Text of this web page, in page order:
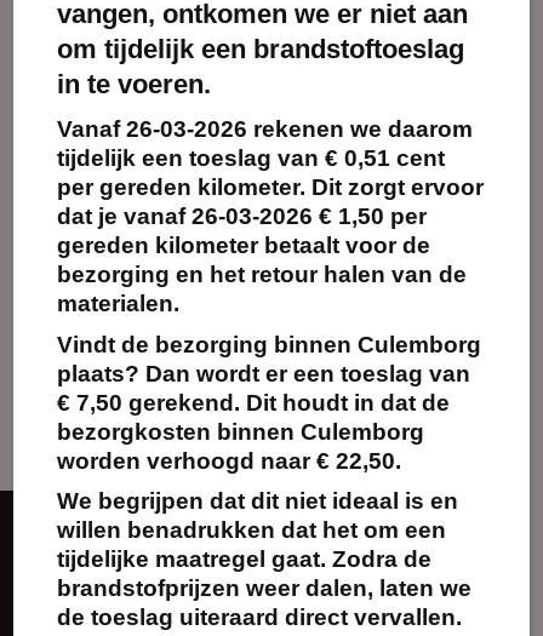
Maak
favoriet!
Parasol Palmblad Ø
175cm incl. voet
Reserveren
Over ons
vangen, ontkomen we er niet aan
om tijdelijk een brandstoftoeslag
in te voeren.
Vanaf26-03-2026 rekenen we daarom
tijdelijk een toeslag van € 0,51 cent
per gereden kilometer. Dit zorgt ervoor
dat je vanaf 26-03-2026 € 1,50 per
gereden kilometer betaalt voor de
bezorging en het retour halen van de
materialen.
Vindt de bezorging binnen Culemborg
plaats? Dan wordt er een toeslag van
€ 7,50 gerekend. Dit houdt in dat de
bezorgkosten binnen Culemborg
worden verhoogd naar € 22,50.
We begrijpen dat dit niet ideaal is en
willen benadrukken dat het om een
tijdelijke maatregel gaat. Zodra de
brandstofprijzen weer dalen, laten we
de toeslag uiteraard direct vervallen.